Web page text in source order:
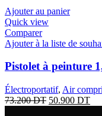
Ajouter au panier
Quick view
Comparer
Ajouter à la liste de
Pistolet à peinture
Électroportatif, Air
73.200DT 50.900 DT